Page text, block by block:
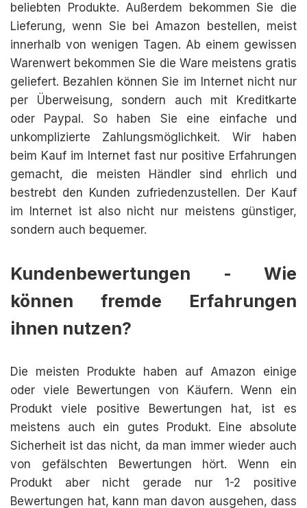
beliebten Produkte. Außerdem bekommen Sie die
Lieferung, wenn Sie bei Amazon bestellen, meist
innerhalb von wenigen Tagen. Ab einem gewissen
Warenwert bekommen Sie die Ware meistens gratis
geliefert. Bezahlen können Sie im Internet nicht nur
per Überweisung, sondern auch mit Kreditkarte
oder Paypal. So haben Sie eine einfache und
unkomplizierte Zahlungsmöglichkeit. Wir haben
beim Kauf im Internet fast nur positive Erfahrungen
gemacht, die meisten Händler sind ehrlich und
bestrebt den Kunden zufriedenzustellen. Der Kauf
im Internet ist also nicht nur meistens günstiger,
sondern auch bequemer.
Kundenbewertungen - Wie
können fremde Erfahrungen
ihnen nutzen?
Die meisten Produkte haben auf Amazon einige
oder viele Bewertungen von Käufern. Wenn ein
Produkt viele positive Bewertungen hat, ist es
meistens auch ein gutes Produkt. Eine absolute
Sicherheit ist das nicht, da man immer wieder auch
von gefälschten Bewertungen hört. Wenn ein
Produkt aber nicht gerade nur 1-2 positive
Bewertungen hat, kann man davon ausgehen, dass